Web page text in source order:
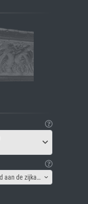
Canvas lijst - Afbeelding gespiegeld aan de zijkant